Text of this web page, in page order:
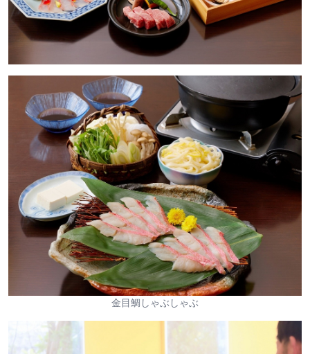
金目鯛しゃぶしゃぶ